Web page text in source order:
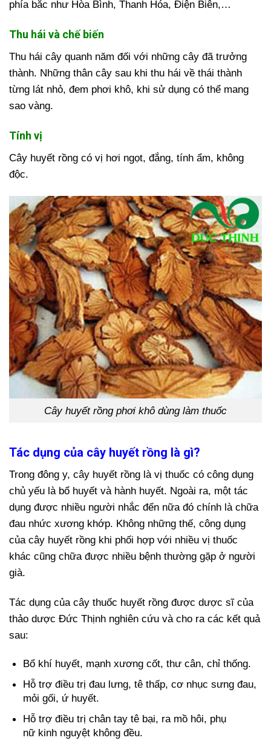
phía bắc như Hòa Bình, Thanh Hóa, Điện Biên,…
Thu hái và chế biến
Thu hái cây quanh năm đối với những cây đã trưởng
thành. Những thân cây sau khi thu hái về thái thành
từng lát nhỏ, đem phơi khô, khi sử dụng có thể mang
sao vàng.
Tính vị
Cây huyết rồng có vị hơi ngọt, đắng, tính ẩm, không
độc.
Cây huyết rồng phơi khô dùng làm thuốc
Tác dụng của cây huyết rồng là gì?
Trong đông y, cây huyết rồng là vị thuốc có công dụng
chủ yếu là bổ huyết và hành huyết. Ngoài ra, một tác
dụng được nhiều người nhắc đến nữa đó chính là chữa
đau nhức xương khớp. Không những thế, công dụng
của cây huyết rồng khi phối hợp với nhiều vị thuốc
khác cũng chữa được nhiều bệnh thường gặp ở người
già.
Tác dụng của cây thuốc huyết rồng được dược sĩ của
thảo dược Đức Thịnh nghiên cứu và cho ra các kết quả
sau:
Bổ khí huyết, mạnh xương cốt, thư cân, chỉ thống.
Hỗ trợ điều trị đau lưng, tê thấp, cơ nhục sưng đau,
mỏi gối, ứ huyết.
Hỗ trợ điều trị chân tay tê bại, ra mồ hôi, phụ
nữ kinh nguyệt không đều.